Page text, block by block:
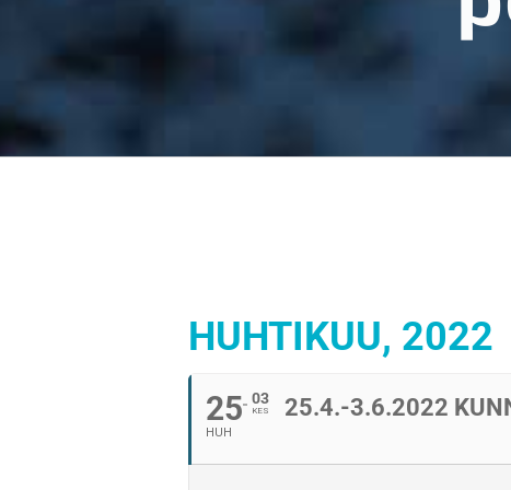
HUHTIKUU, 2022
25
HUH
03
KES 25.4.-3.6.2022